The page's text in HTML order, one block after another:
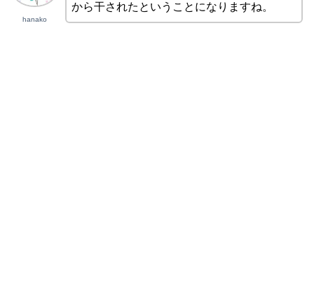
hanako
から干されたということになりますね。